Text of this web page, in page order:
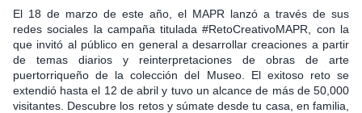
El 18 de marzo de este año, el MAPR lanzó a través de sus
redes sociales la campaña titulada #RetoCreativoMAPR, con la
que invitó al público en general a desarrollar creaciones a partir
de temas diarios y reinterpretaciones de obras de arte
puertorriqueño de la colección del Museo. El exitoso reto se
extendió hasta el 12 de abril y tuvo un alcance de más de 50,000
visitantes. Descubre los retos y súmate desde tu casa, en familia,